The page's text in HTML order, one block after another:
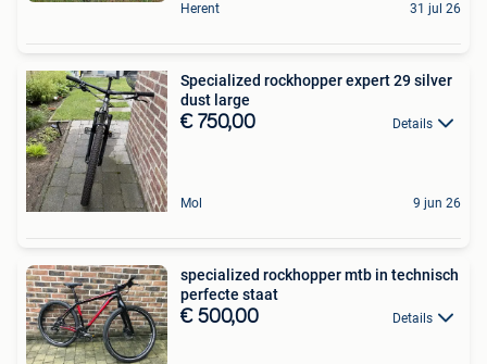
Herent 31 jul 26
Specialized rockhopper expert 29 silver
dust large
€ 750,00 Details
Mol 9 jun 26
specialized rockhopper mtb in technisch
perfecte staat
€ 500,00 Details